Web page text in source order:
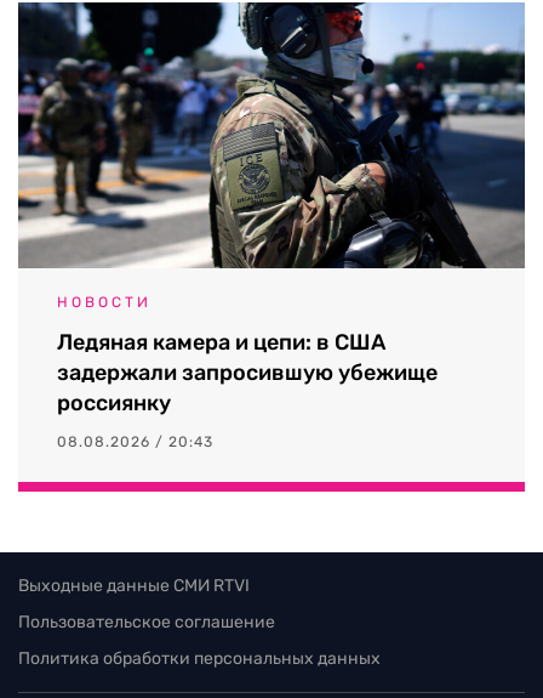
НОВОСТИ
Ледяная камера и цепи: в США
задержали запросившую убежище
россиянку
08.08.2026 / 20:43
Выходные данные СМИ RTVI
Пользовательское соглашение
Политика обработки персональных данных